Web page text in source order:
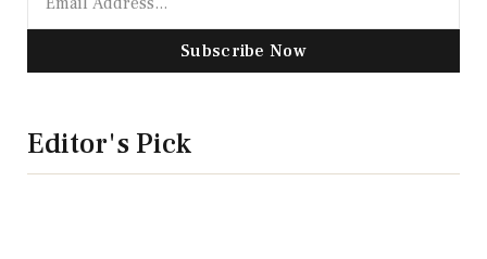
Subscribe Now
Editor's Pick